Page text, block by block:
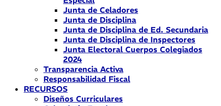
Junta de Celadores
Junta de Disciplina
Junta de Disciplina de Ed. Secundaria
Junta de Disciplina de Inspectores
Junta Electoral Cuerpos Colegiados
2024
Transparencia Activa
Responsabilidad Fiscal
RECURSOS
Diseños Curriculares